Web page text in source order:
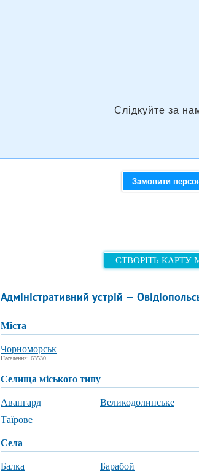
Слідкуйте за
Замовити
СТВОРІТЬ КАРТУ
Адміністративний устрій —
міста
Чорноморськ
Населення: 63530
селища міського типу
Авангард Великодолинське
Таїрове
села
Балка Барабой